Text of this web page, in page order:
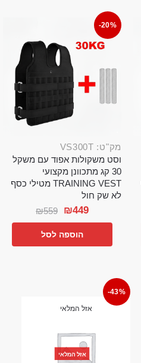
-20%
מק"ט: VS300T
וסט משקולות אפוד עם משקל
30 קג מתכוונן מקצועי
TRAINING VEST מטילי כסף
לא שק חול
₪559 ₪449
הוספה לסל
-43%
אזל המלאי
אזל המלאי